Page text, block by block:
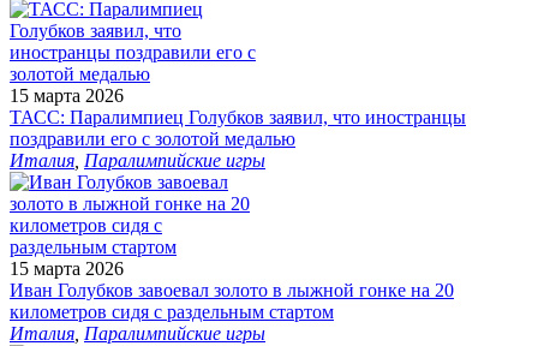
15 марта 2026
ТАСС: Паралимпиец Голубков заявил, что иностранцы
поздравили его с золотой медалью
Италия Паралимпийские игры
15 марта 2026
Иван Голубков завоевал золото в лыжной гонке на 20
километров сидя с раздельным стартом
Италия Паралимпийские игры